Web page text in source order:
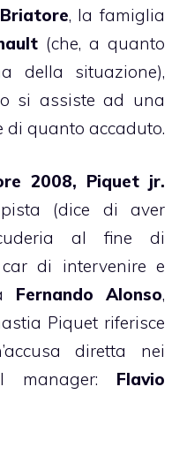
, la famiglia
(che, a quanto
della situazione),
si assiste ad una
di quanto accaduto.
2008, Piquet jr.
(dice di aver
al fine di
di intervenire e
Fernando Alonso,
Piquet riferisce
diretta nei
manager: Flavio